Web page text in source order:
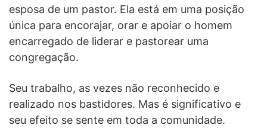
esposa de um pastor. Ela está em uma posição
única para encorajar, orar e apoiar o homem
encarregado de liderar e pastorear uma
congregação.
Seu trabalho, as vezes não reconhecido e
realizado nos bastidores. Mas é significativo e
seu efeito se sente em toda a comunidade.